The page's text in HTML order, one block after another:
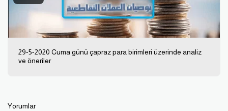
29-5-2020 Cuma günü çapraz para birimleri üzerinde analiz
ve öneriler
Yorumlar